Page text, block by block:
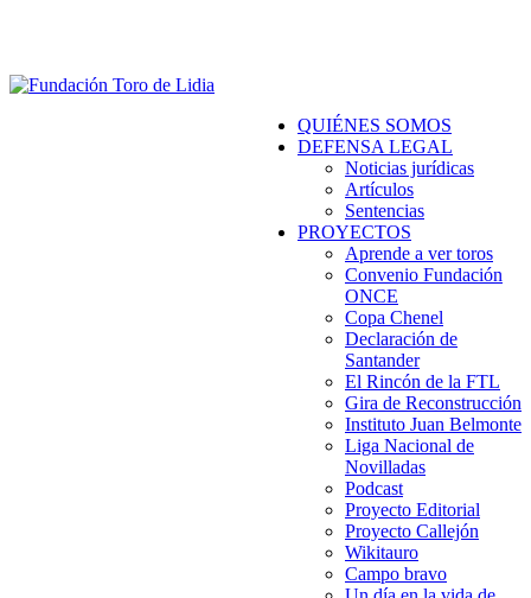
QUIÉNES SOMOS
DEFENSA LEGAL
Noticias jurídicas
Artículos
Sentencias
PROYECTOS
Aprende a ver toros
Convenio Fundación
ONCE
Copa Chenel
Declaración de
Santander
El Rincón de la FTL
Gira de Reconstrucción
Instituto Juan Belmonte
Liga Nacional de
Novilladas
Podcast
Proyecto Editorial
Proyecto Callejón
Wikitauro
Campo bravo